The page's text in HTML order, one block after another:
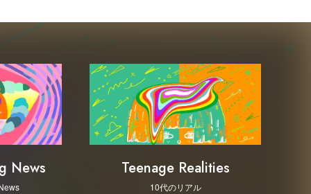
News Teenage Realities
10代のリアル